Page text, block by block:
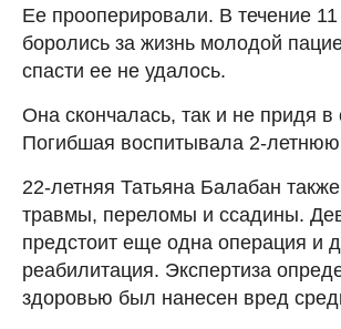
Ее прооперировали. В течение
боролись за жизнь молодой
спасти ее не удалось.
Она скончалась, так и не придя в
Погибшая воспитывала 2-
22-летняя Татьяна Балабан
травмы, переломы и ссадины.
предстоит еще одна операция и
реабилитация. Экспертиза
здоровью был нанесен вред